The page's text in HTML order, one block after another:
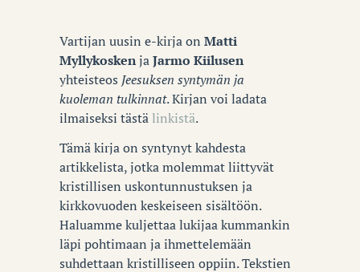
Vartijan uusin e-kirja on Matti
MyllykoskenjaJarmo Kiilusen
yhteisteos Jeesuksen syntymän ja
kuoleman tulkinnat. Kirjan voi ladata
ilmaiseksi tästälinkistä.
Tämä kirja on syntynyt kahdesta
artikkelista, jotka molemmat liittyvät
kristillisen uskontunnustuksen ja
kirkkovuoden keskeiseen sisältöön.
Haluamme kuljettaa lukijaa kummankin
läpi pohtimaan ja ihmettelemään
suhdettaan kristilliseen oppiin. Tekstien